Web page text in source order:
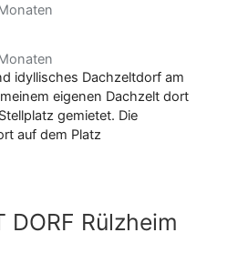
idyllisches Dachzeltdorf am
eigenen Dachzelt dort
gemietet. Die
auf dem Platz
DORF Rülzheim